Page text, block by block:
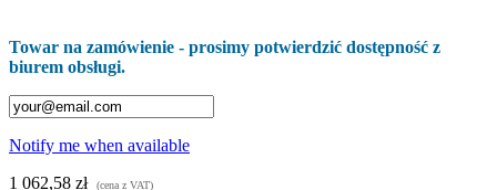
Towar na zamówienie - prosimy potwierdzić dostępność z
biurem obsługi.
Notify me when available
1 062,58 zł
(cena z VAT)